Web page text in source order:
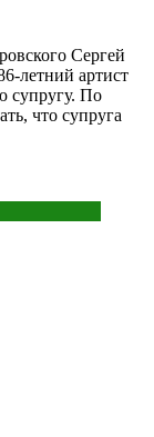
Сергей
летний артист
супругу. По
что супруга